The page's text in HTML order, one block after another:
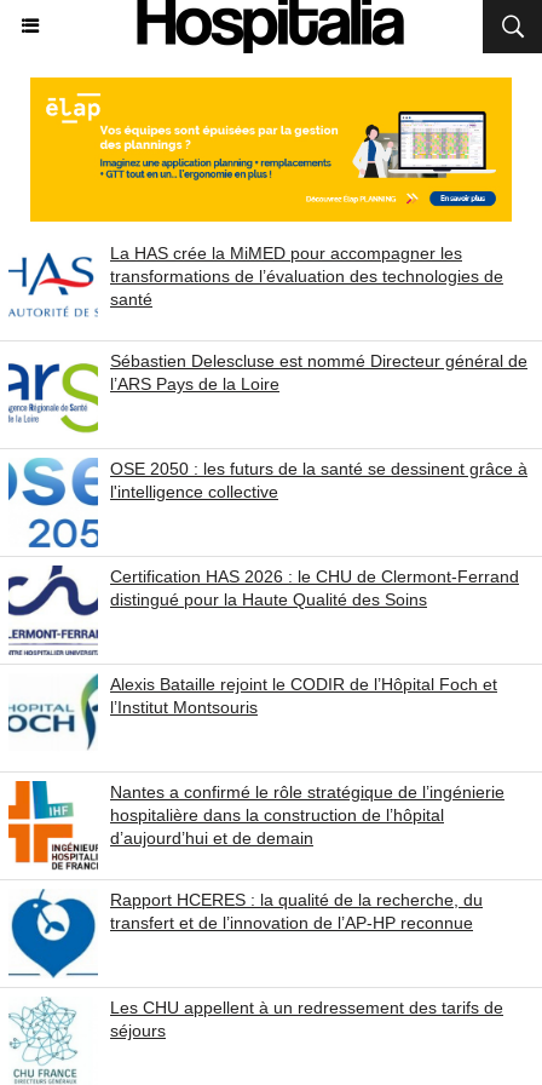
La HAS crée la MiMED pour accompagner les
transformations de l’évaluation des technologies de
santé
Sébastien Delescluse est nommé Directeur général de
l’ARS Pays de la Loire
OSE 2050 : les futurs de la santé se dessinent grâce à
l'intelligence collective
Certification HAS 2026 : le CHU de Clermont-Ferrand
distingué pour la Haute Qualité des Soins
Alexis Bataille rejoint le CODIR de l’Hôpital Foch et
l’Institut Montsouris
Nantes a confirmé le rôle stratégique de l’ingénierie
hospitalière dans la construction de l’hôpital
d’aujourd’hui et de demain
Rapport HCERES : la qualité de la recherche, du
transfert et de l’innovation de l’AP-HP reconnue
Les CHU appellent à un redressement des tarifs de
séjours